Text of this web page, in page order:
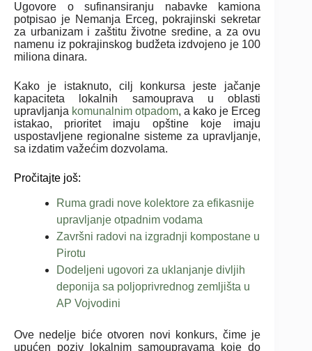
Ugovore o sufinansiranju nabavke kamiona
potpisao je Nemanja Erceg, pokrajinski sekretar
za urbanizam i zaštitu životne sredine, a za ovu
namenu iz pokrajinskog budžeta izdvojeno je 100
miliona dinara.
Kako je istaknuto, cilj konkursa jeste jačanje
kapaciteta lokalnih samouprava u oblasti
upravljanja komunalnim otpadom, a kako je Erceg
istakao, prioritet imaju opštine koje imaju
uspostavljene regionalne sisteme za upravljanje,
sa izdatim važećim dozvolama.
Pročitajte još:
Ruma gradi nove kolektore za efikasnije
upravljanje otpadnim vodama
Završni radovi na izgradnji kompostane u
Pirotu
Dodeljeni ugovori za uklanjanje divljih
deponija sa poljoprivrednog zemljišta u
AP Vojvodini
Ove nedelje biće otvoren novi konkurs, čime je
upućen poziv lokalnim samoupravama koje do